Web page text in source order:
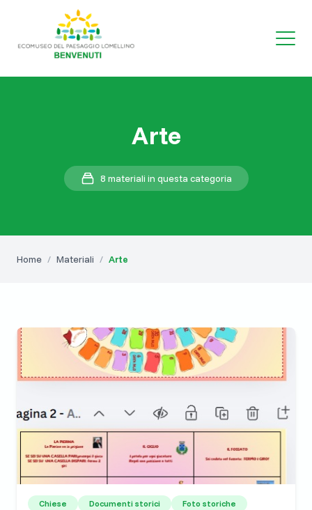
Arte
8 materiali in questa categoria
Home / Materiali / Arte
Chiese Documenti storici
Foto storiche